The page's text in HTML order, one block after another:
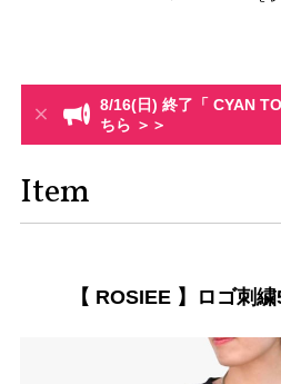
8/16(日) 終了「 CYAN
ちら ＞＞
Item
【 ROSIEE 】ロゴ刺